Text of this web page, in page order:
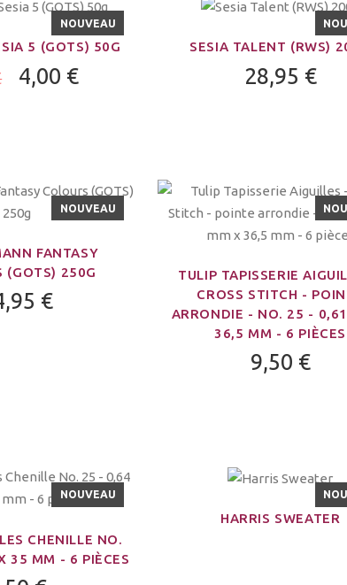
NOUVEAU
5 (GOTS) 50G
4,00 €
SESIA TALENT (RWS)
28,95 €
NOUVEAU
FANTASY
(GOTS) 250G
€
TULIP TAPISSERIE
CROSS STITCH -
ARRONDIE - NO. 25 -
36,5 MM - 6 PIÈCES
9,50 €
NOUVEAU
CHENILLE NO.
35 MM - 6 PIÈCES
HARRIS SWEATER